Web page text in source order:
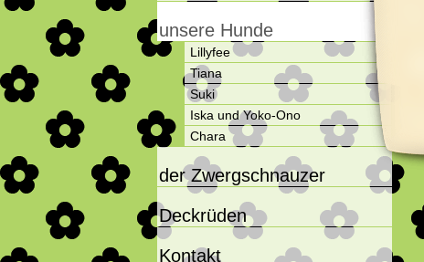
unsere Hunde
Lillyfee
Tiana
Suki
Iska und Yoko-Ono
Chara
der Zwergschnauzer
Deckrüden
Kontakt